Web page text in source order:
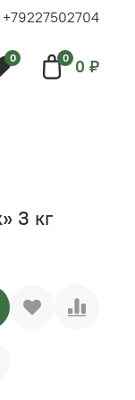
+79227502704
0 0 0 ₽
3 кг